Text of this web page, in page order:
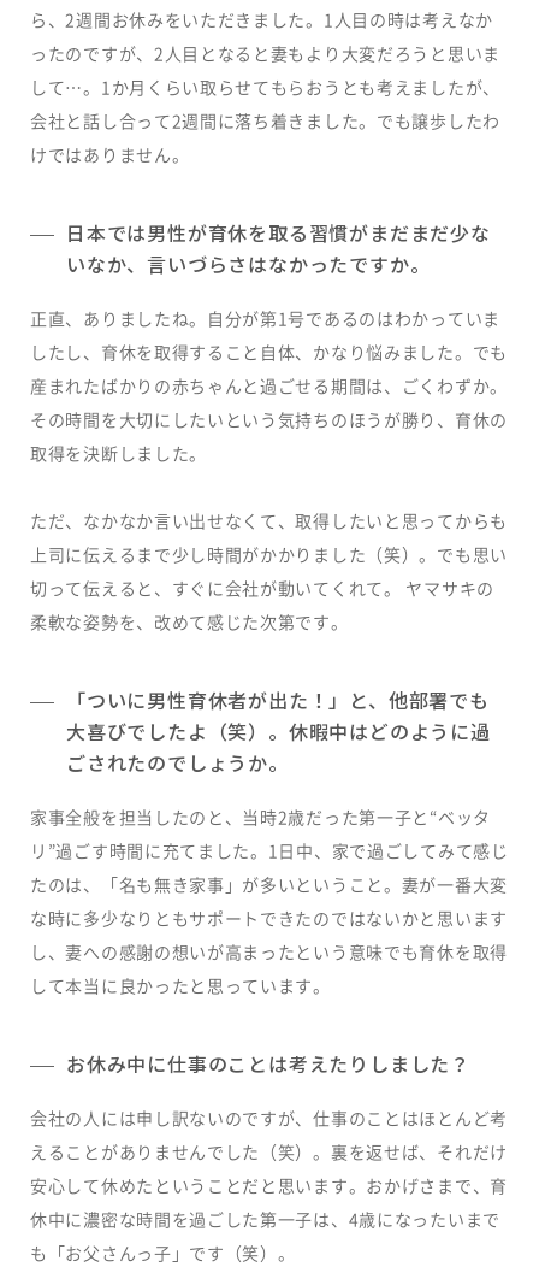
ら、2週間お休みをいただきました。1人目の時は考えなか
ったのですが、2人目となると妻もより大変だろうと思いま
して…。1か月くらい取らせてもらおうとも考えましたが、
会社と話し合って2週間に落ち着きました。でも譲歩したわ
けではありません。
日本では男性が育休を取る習慣がまだまだ少な
いなか、言いづらさはなかったですか。
正直、ありましたね。自分が第1号であるのはわかっていま
したし、育休を取得すること自体、かなり悩みました。でも
産まれたばかりの赤ちゃんと過ごせる期間は、ごくわずか。
その時間を大切にしたいという気持ちのほうが勝り、育休の
取得を決断しました。
ただ、なかなか言い出せなくて、取得したいと思ってからも
上司に伝えるまで少し時間がかかりました（笑）。でも思い
切って伝えると、すぐに会社が動いてくれて。 ヤマサキの
柔軟な姿勢を、改めて感じた次第です。
「ついに男性育休者が出た！」と、他部署でも
大喜びでしたよ（笑）。休暇中はどのように過
ごされたのでしょうか。
家事全般を担当したのと、当時2歳だった第一子と“ベッタ
リ”過ごす時間に充てました。1日中、家で過ごしてみて感じ
たのは、「名も無き家事」が多いということ。妻が一番大変
な時に多少なりともサポートできたのではないかと思います
し、妻への感謝の想いが高まったという意味でも育休を取得
して本当に良かったと思っています。
お休み中に仕事のことは考えたりしました？
会社の人には申し訳ないのですが、仕事のことはほとんど考
えることがありませんでした（笑）。裏を返せば、それだけ
安心して休めたということだと思います。おかげさまで、育
休中に濃密な時間を過ごした第一子は、4歳になったいまで
も「お父さんっ子」です（笑）。